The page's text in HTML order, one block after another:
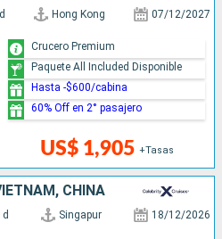
Hong Kong 07/12/2027
US$ 1,905 +Tasas
Crucero Premium
Paquete All Included Disponible
Hasta -$600/cabina
60% Off en 2° pasajero
CHINA
d Singapur 18/12/2026